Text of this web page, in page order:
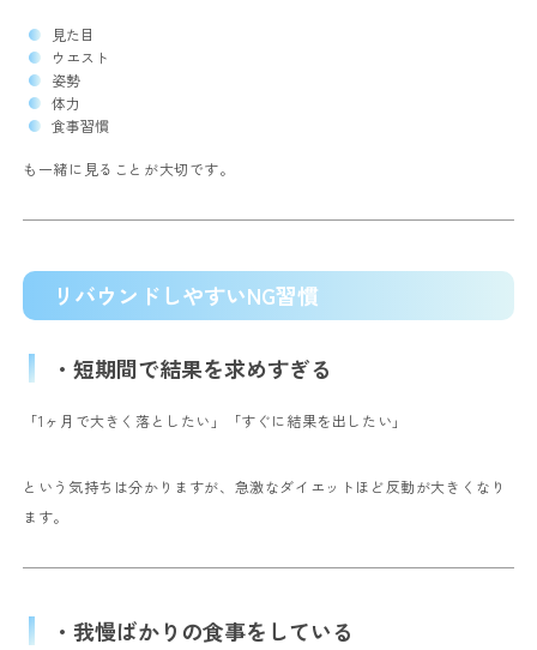
見た目
ウエスト
姿勢
体力
食事習慣
も一緒に見ることが大切です。
リバウンドしやすいNG習慣
・短期間で結果を求めすぎる
「1ヶ月で大きく落としたい」 「すぐに結果を出したい」
という気持ちは分かりますが、急激なダイエットほど反動が大きくなり
ます。
・我慢ばかりの食事をしている